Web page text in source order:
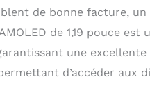
autres. Cette
que vous ne manquerez
et de vos amis. Un état
de 110 modes d'exercice tels
le ski et bien plus
de bonne facture,
de 1,19 pouce
une
d’accéder aux